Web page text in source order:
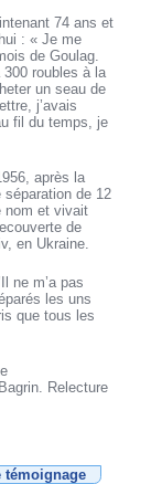
74 ans et
: « Je me
de Goulag.
roubles à la
un seau de
j’avais
fil du temps, je
après la
de 12
nom et vivait
de
en Ukraine.
ne m’a pas
les uns
que tous les
Relecture
témoignage